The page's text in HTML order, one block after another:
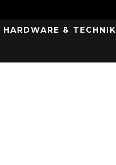
HARDWARE & TECHNIK